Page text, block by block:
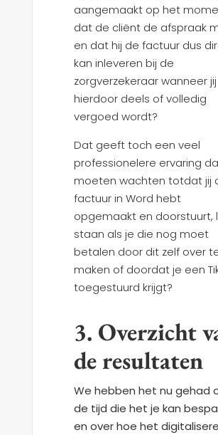
aangemaakt op het
dat de cliënt de afspraak
en dat hij de factuur dus
kan inleveren bij de
zorgverzekeraar wanneer jij
hierdoor deels of volledig
vergoed wordt?
Dat geeft toch een veel
professionelere ervaring
moeten wachten totdat jij
factuur in Word hebt
opgemaakt en doorstuurt,
staan als je die nog moet
betalen door dit zelf over
maken of doordat je een
toegestuurd krijgt?
3. Overzicht
de resultaten
We hebben het nu gehad
de tijd die het je kan
en over hoe het